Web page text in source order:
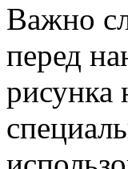
Важно
перед
рисунка